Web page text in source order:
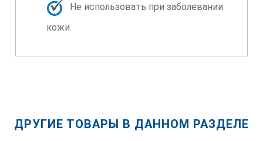
Не использовать при заболевании
кожи.
ДРУГИЕ ТОВАРЫ В ДАННОМ РАЗДЕЛЕ